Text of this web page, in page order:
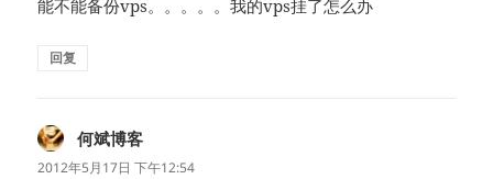
能不能备份vps。。。。。我的vps挂了怎么办
回复
何斌博客
道：
2012年5月17日 下午12:54